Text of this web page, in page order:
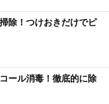
除！つけおきだけでピ
ール消毒！徹底的に除